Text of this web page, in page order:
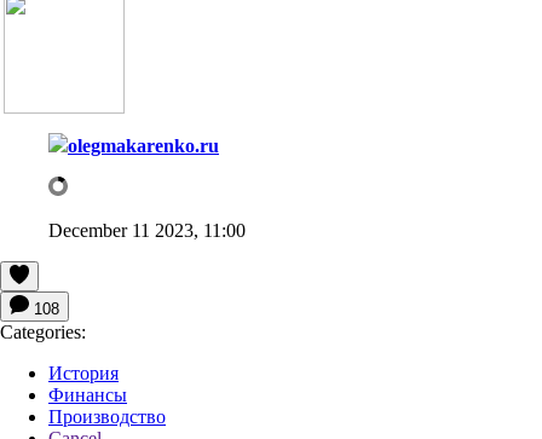
olegmakarenko.ru
December 11 2023, 11:00
108
Categories:
История
Финансы
Производство